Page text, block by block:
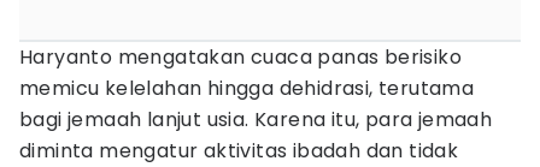
Haryanto mengatakan cuaca panas berisiko
memicu kelelahan hingga dehidrasi, terutama
bagi jemaah lanjut usia. Karena itu, para jemaah
diminta mengatur aktivitas ibadah dan tidak